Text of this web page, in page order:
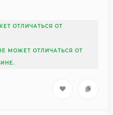
ОТЛИЧАТЬСЯ ОТ
МОЖЕТ ОТЛИЧАТЬСЯ ОТ